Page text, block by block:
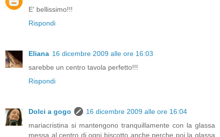
E' bellissimo!!!
Rispondi
Eliana 16 dicembre 2009 alle ore 16:03
sarebbe un centro tavola perfetto!!!
Rispondi
Dolci a gogo
16 dicembre 2009 alle ore 16:04
mariacristina si mantengono tranquillamente con la glassa
messa al centro di ogni biscotto anche perche poi la glassa